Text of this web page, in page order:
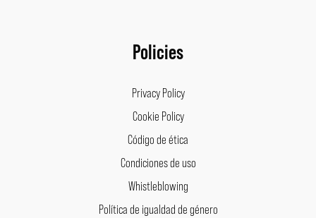
Policies
Privacy Policy
Cookie Policy
Código de ética
Condiciones de uso
Whistleblowing
Política de igualdad de género